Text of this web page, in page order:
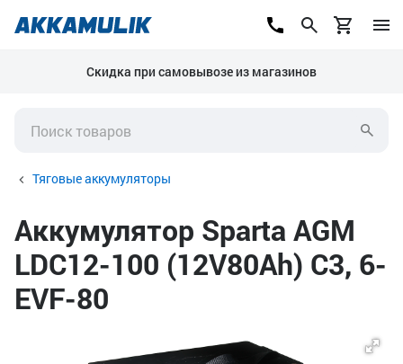
Скидка при самовывозе из магазинов
Тяговые аккумуляторы
Аккумулятор Sparta AGM
LDC12-100 (12V80Ah) C3, 6-
EVF-80